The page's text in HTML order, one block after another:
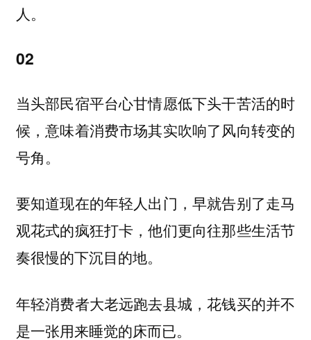
人。
02
当头部民宿平台心甘情愿低下头干苦活的时
候，意味着消费市场其实吹响了风向转变的
号角。
要知道现在的年轻人出门，早就告别了走马
观花式的疯狂打卡，他们更向往那些生活节
奏很慢的下沉目的地。
年轻消费者大老远跑去县城，花钱买的并不
是一张用来睡觉的床而已。